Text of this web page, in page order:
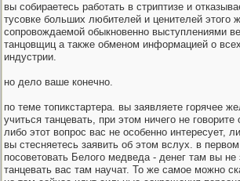
вы собираетесь работать в стриптизе и
тусовке больших любителей и ценителей этого
сопровождаемой обыкновенно выступлениями
танцовщиц а также обменом информацией о
индустрии.
но дело ваше конечно.
по теме топикстартера. вы заявляете горячее
учиться танцевать, при этом ничего не говорите
либо этот вопрос вас не особенно интересует,
вы стесняетесь заявить об этом вслух. в
посоветовать Белого медведа - денег там вы не
танцевать вас там научат. То же самое можно